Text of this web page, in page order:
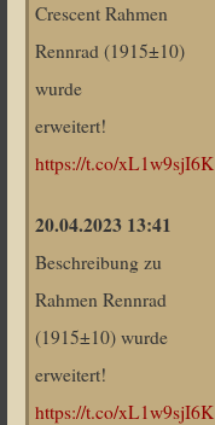
Crescent Rahmen
Rennrad (1915±10)
wurde
erweitert!
https://t.co/xL1w9sjI6K
20.04.2023 13:41
Beschreibung zu
Rahmen Rennrad
(1915±10) wurde
erweitert!
https://t.co/xL1w9sjI6K